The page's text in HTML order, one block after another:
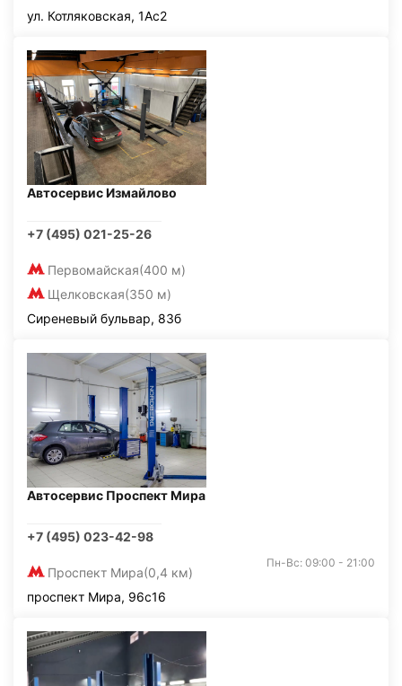
ул. Котляковская, 1Ас2
Автосервис Измайлово
+7 (495) 021-25-26
Первомайская(400 м)
Щелковская(350 м)
Сиреневый бульвар, 83б
Автосервис Проспект Мира
+7 (495) 023-42-98
Проспект Мира(0,4 км)
Пн-Вс: 09:00 - 21:00
проспект Мира, 96с16